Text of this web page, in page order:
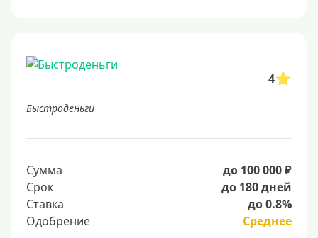
4
Быстроденьги
Сумма
до 100 000 ₽
Срок
до 180 дней
Ставка
до 0.8%
Одобрение
Среднее